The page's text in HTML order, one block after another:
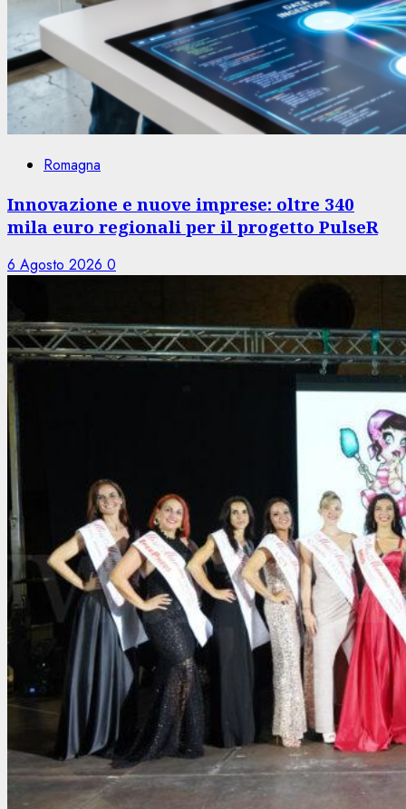
Romagna
Innovazione e nuove imprese: oltre 340
mila euro regionali per il progetto PulseR
6 Agosto 2026 0